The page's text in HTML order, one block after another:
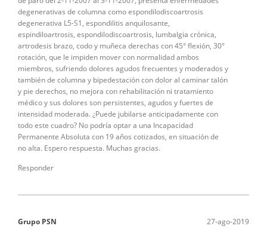
degenerativas de columna como espondilodiscoartrosis
degenerativa L5-S1, espondilitis anquilosante,
espindiloartrosis, espondilodiscoartrosis, lumbalgia crónica,
artrodesis brazo, codo y muñeca derechas con 45° flexión, 30°
rotación, que le impiden mover con normalidad ambos
miembros, sufriendo dolores agudos frecuentes y moderados y
también de columna y bipedestación con dolor al caminar talón
y pie derechos, no mejora con rehabilitación ni tratamiento
médico y sus dolores son persistentes, agudos y fuertes de
intensidad moderada. ¿Puede jubilarse anticipadamente con
todo este cuadro? No podría optar a una Incapacidad
Permanente Absoluta con 19 años cotizados, en situación de
no alta. Espero respuesta. Muchas gracias.
Responder
Grupo PSN 27-ago-2019